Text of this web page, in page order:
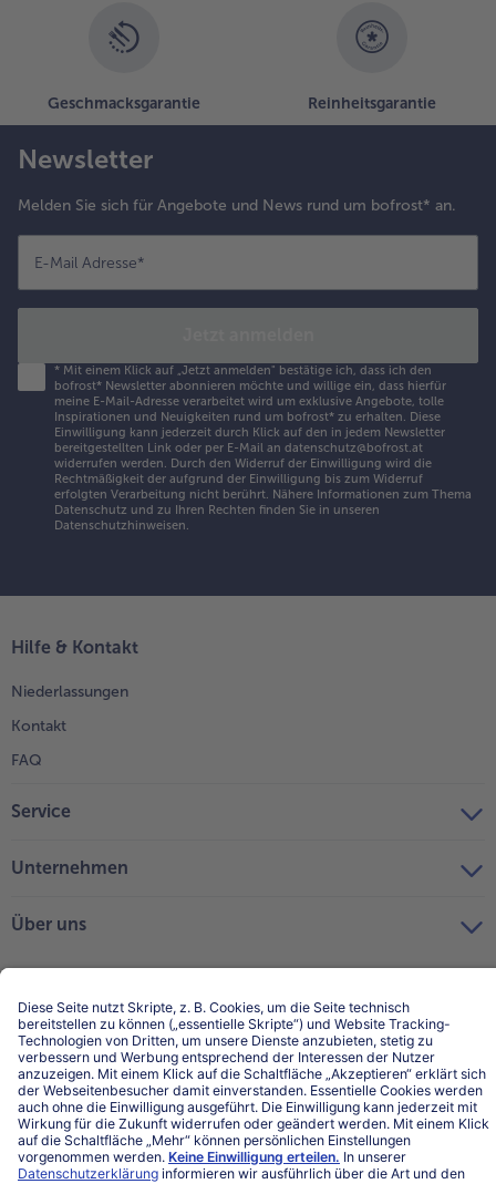
Geschmacksgarantie Reinheitsgarantie
Newsletter
Melden Sie sich für Angebote und News rund um bofrost* an.
E-Mail Adresse*
* Mit einem Klick auf „Jetzt anmelden" bestätige ich, dass ich den
bofrost* Newsletter abonnieren möchte und willige ein, dass hierfür
meine E-Mail-Adresse verarbeitet wird um exklusive Angebote, tolle
Inspirationen und Neuigkeiten rund um bofrost* zu erhalten. Diese
Einwilligung kann jederzeit durch Klick auf den in jedem Newsletter
bereitgestellten Link oder per E-Mail an datenschutz@bofrost.at
widerrufen werden. Durch den Widerruf der Einwilligung wird die
Rechtmäßigkeit der aufgrund der Einwilligung bis zum Widerruf
erfolgten Verarbeitung nicht berührt. Nähere Informationen zum Thema
Datenschutz und zu Ihren Rechten finden Sie in unseren
Datenschutzhinweisen.
Hilfe & Kontakt
Niederlassungen
Kontakt
FAQ
Service
Unternehmen
Über uns